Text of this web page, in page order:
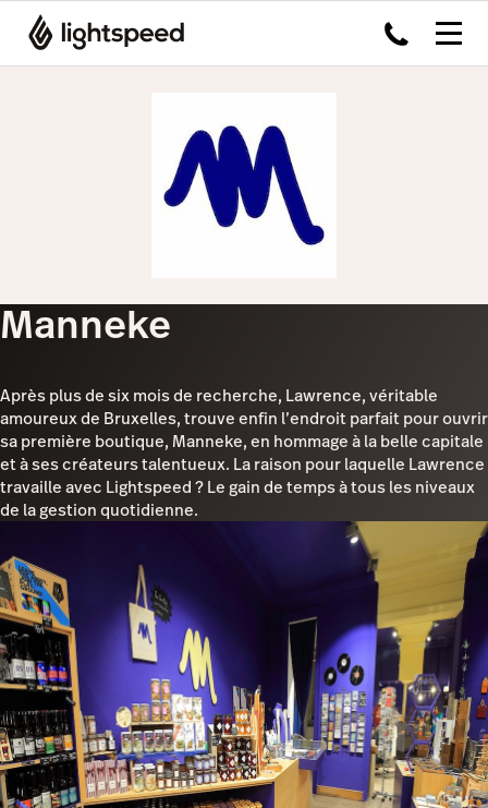
Manneke
Après plus de six mois de recherche, Lawrence, véritable
amoureux de Bruxelles, trouve enfin l’endroit parfait pour ouvrir
sa première boutique, Manneke, en hommage à la belle capitale
et à ses créateurs talentueux. La raison pour laquelle Lawrence
travaille avec Lightspeed ? Le gain de temps à tous les niveaux
de la gestion quotidienne.